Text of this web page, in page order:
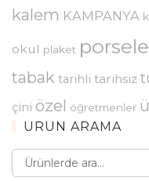
kalem KAMPANYA
okul plaket
tabak tarihli tarihsiz
çini özel öğretmenler
ÜRÜN ARAMA
Ara: